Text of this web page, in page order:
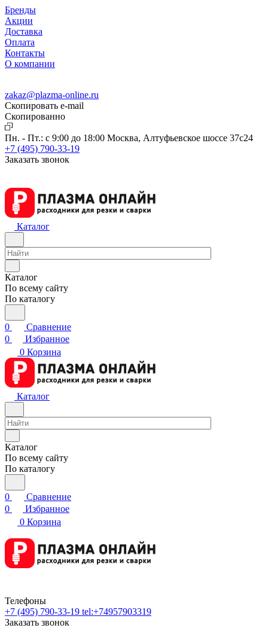
Бренды
Акции
Доставка
Оплата
Контакты
О компании
zakaz@plazma-online.ru
Скопировать e-mail
Cкопированно
Пн. - Пт.: с 9:00 до 18:00 Москва, Алтуфьевское шоссе 37с24
+7 (495) 790-33-19
Заказать звонок
Каталог
Каталог
По всему сайту
По каталогу
0
Сравнение
0
Избранное
0 Корзина
Каталог
Каталог
По всему сайту
По каталогу
0
Сравнение
0
Избранное
0 Корзина
Телефоны
+7 (495) 790-33-19 tel:+74957903319
Заказать звонок